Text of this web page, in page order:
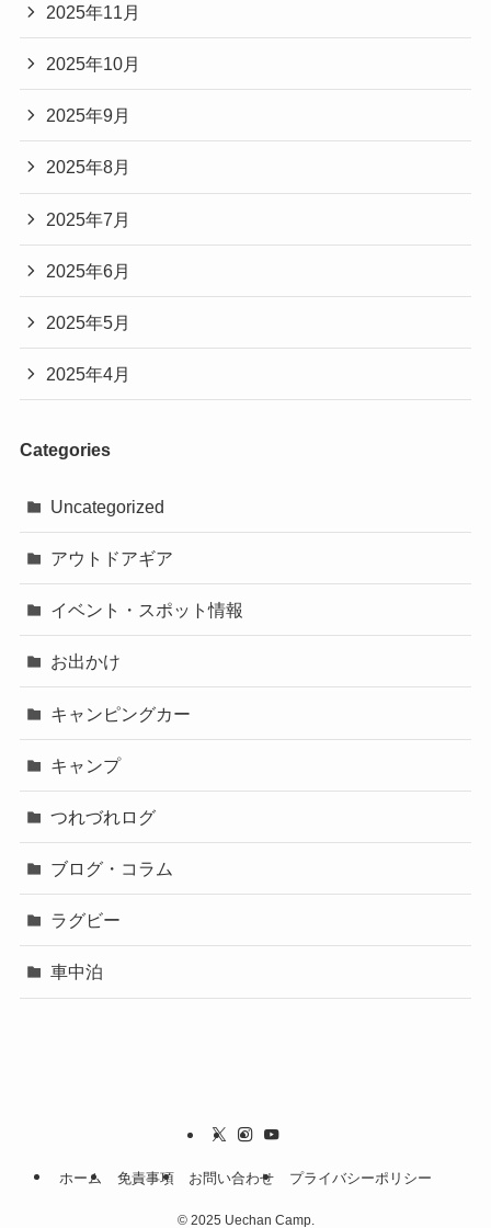
2025年11月
2025年10月
2025年9月
2025年8月
2025年7月
2025年6月
2025年5月
2025年4月
Categories
Uncategorized
アウトドアギア
イベント・スポット情報
お出かけ
キャンピングカー
キャンプ
つれづれログ
ブログ・コラム
ラグビー
車中泊
ホーム 免責事項 お問い合わせ プライバシーポリシー
©2025 Uechan Camp.